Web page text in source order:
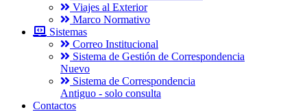
Viajes al Exterior
Marco Normativo
Sistemas
Correo Institucional
Sistema de Gestión de Correspondencia
Nuevo
Sistema de Correspondencia
Antiguo - solo consulta
Contactos